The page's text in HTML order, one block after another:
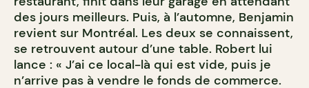
des jours meilleurs. Puis, à l’automne, Benjamin
revient sur Montréal. Les deux se connaissent,
se retrouvent autour d’une table. Robert lui
lance : « J’ai ce local-là qui est vide, puis je
n’arrive pas à vendre le fonds de commerce.